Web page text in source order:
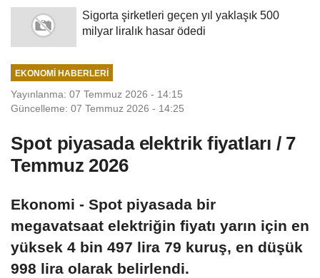
Sigorta şirketleri geçen yıl yaklaşık 500
milyar liralık hasar ödedi
EKONOMI HABERLERI
Yayınlanma: 07 Temmuz 2026 - 14:15
Güncelleme: 07 Temmuz 2026 - 14:25
Spot piyasada elektrik fiyatları / 7
Temmuz 2026
Ekonomi - Spot piyasada bir
megavatsaat elektriğin fiyatı yarın için en
yüksek 4 bin 497 lira 79 kuruş, en düşük
998 lira olarak belirlendi.